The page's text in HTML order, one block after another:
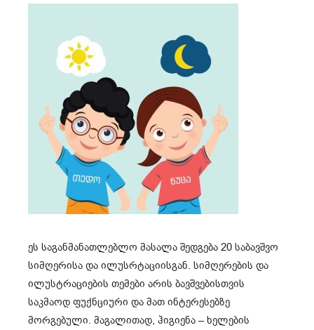
ეს საგანმანათლებლო მასალა შედგება 20 საბავშვო
სიმღერისა და ილუსრტაციისგან. სიმღერების და
ილუსტრაციების თემები არის ბავშვებისთვის
საკმაოდ ფუქნციური და მათ ინტერესებზე
მორგებული. მაგალითად, ჰიგიენა – ხელების